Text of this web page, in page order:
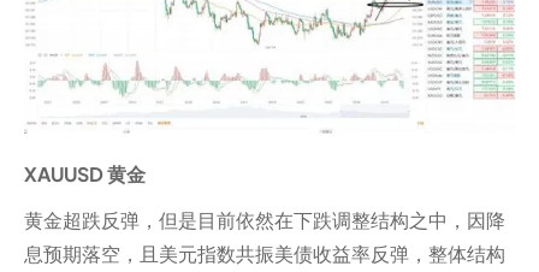
XAUUSD 黄金
黄金超跌反弹，但是目前依然在下跌调整结构之中，因降
息预期落空，且美元指数共振美债收益率反弹，整体结构